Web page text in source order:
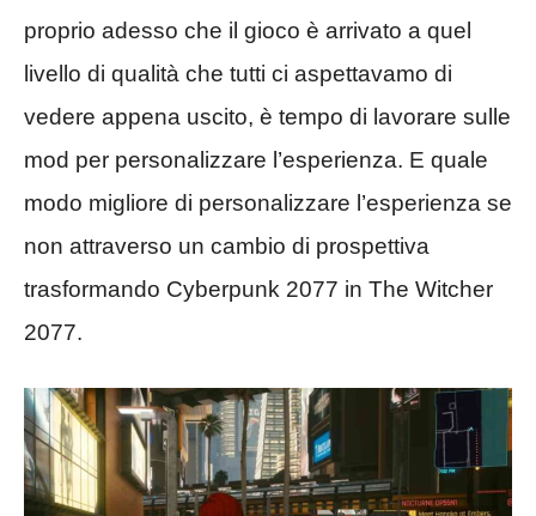
proprio adesso che il gioco è arrivato a quel
livello di qualità che tutti ci aspettavamo di
vedere appena uscito, è tempo di lavorare sulle
mod per personalizzare l’esperienza. E quale
modo migliore di personalizzare l’esperienza se
non attraverso un cambio di prospettiva
trasformando Cyberpunk 2077 in The Witcher
2077.